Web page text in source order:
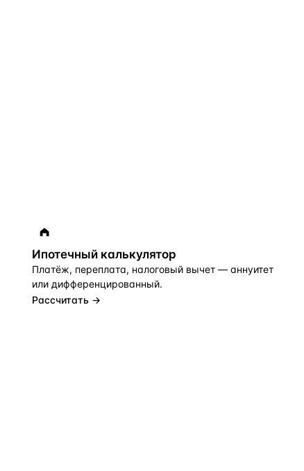
Ипотечный калькулятор
Платёж, переплата, налоговый вычет — аннуитет
или дифференцированный.
Рассчитать →